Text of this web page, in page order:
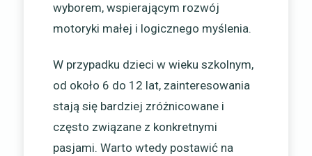
wyborem, wspierającym rozwój
motoryki małej i logicznego myślenia.
W przypadku dzieci w wieku szkolnym,
od około 6 do 12 lat, zainteresowania
stają się bardziej zróżnicowane i
często związane z konkretnymi
pasjami. Warto wtedy postawić na